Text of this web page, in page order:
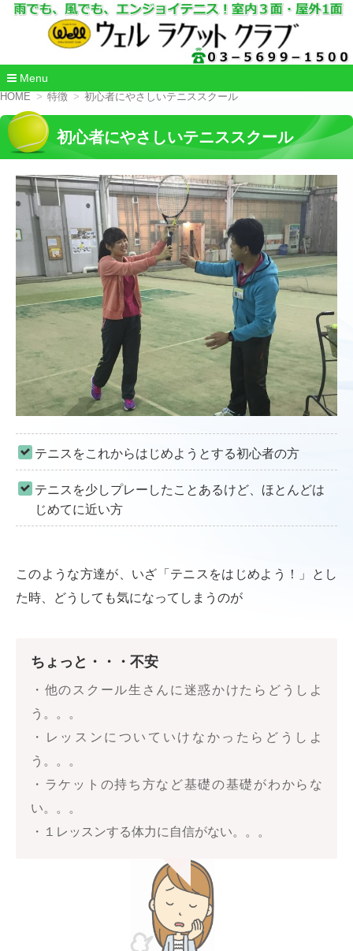
Menu
コ
テ
ン
HOME 特徴 初心者にやさしいテニススクール
初心者にやさしいテニススクール
テニスをこれからはじめようとする初心者の方
テニスを少しプレーしたことあるけど、ほとんどは
じめてに近い方
このような方達が、いざ「テニスをはじめよう！」とし
た時、どうしても気になってしまうのが
ちょっと・・・不安
・他のスクール生さんに迷惑かけたらどうしよ
う。。。
・レッスンについていけなかったらどうしよ
う。。。
・ラケットの持ち方など基礎の基礎がわからな
い。。。
・１レッスンする体力に自信がない。。。